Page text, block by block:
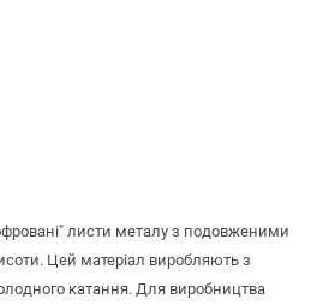
листи металу з подовженими
Цей матеріал виробляють з
катання. Для виробництва